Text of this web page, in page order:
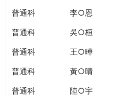
WORLD
TOMORROW
YOU
THE
PATH
普通科
李○恩
普通科
吳○桓
普通科
王○曄
普通科
黃○晴
普通科
陸○宇